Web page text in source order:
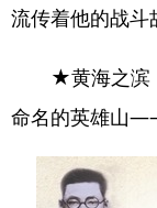
流传着他的战斗
★黄海之滨
命名的英雄山